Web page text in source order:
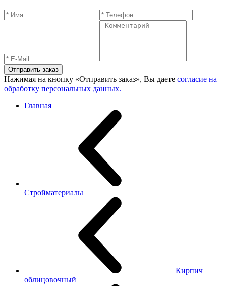
Отправить заказ
Нажимая на кнопку «Отправить заказ», Вы даете согласие на
обработку персональных данных.
Главная
Стройматериалы
Кирпич
облицовочный